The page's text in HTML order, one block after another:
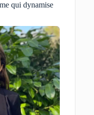
qui dynamise